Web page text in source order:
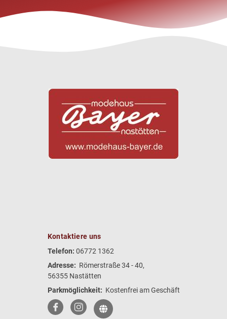
Kontaktiere uns
Telefon: 06772 1362
Adresse: Römerstraße 34 - 40,
56355 Nastätten
Parkmöglichkeit: Kostenfrei am Geschäft